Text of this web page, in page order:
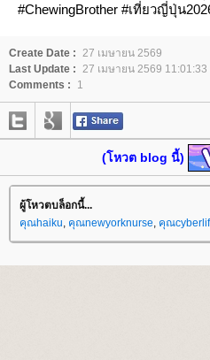
#ChewingBrother #เที่ยวญี่ปุ่น
Create Date :
27 เมษายน 2569
Last Update :
27 เมษายน 2569 11:01:33
Comments :
1
(โหวต blog นี้)
ผู้โหวตบล็อกนี้...
คุณhaiku คุณnewyorknurse คุณ